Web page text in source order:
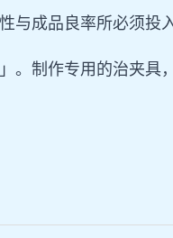
成品良率所必须投
。制作专用的治夹具